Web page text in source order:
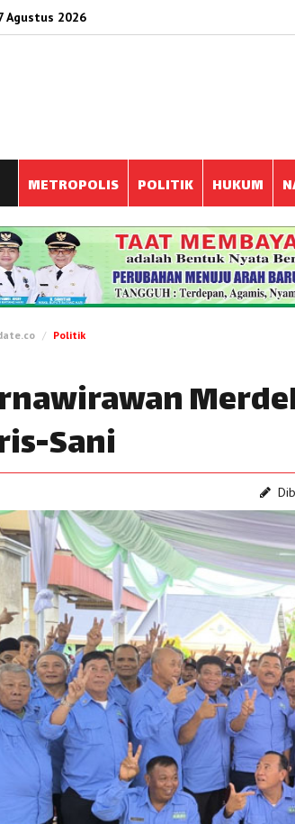
Agustus 2026
METROPOLIS POLITIK HUKUM
Politik
Sani